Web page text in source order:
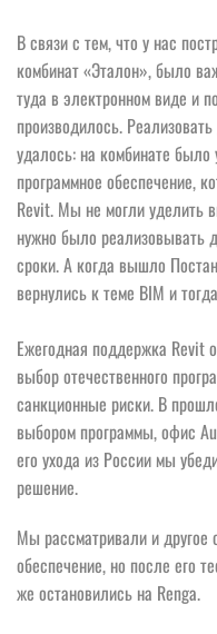
В связи с тем, что у нас
комбинат «Эталон», было
туда в электронном виде и
производилось.
удалось: на комбинате было
программное обеспечение,
Revit. Мы не могли уделить
нужно было реализовывать
сроки. А когда вышло
вернулись к теме BIM и
Ежегодная поддержка Revit
выбор отечественного
санкционные риски. В
выбором программы, офис
его ухода из России мы
решение.
Мы рассматривали и другое
обеспечение, но после его
же остановились на Renga.